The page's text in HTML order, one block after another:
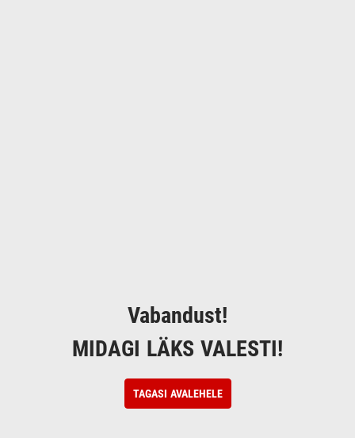
Vabandust!
MIDAGI LÄKS VALESTI!
TAGASI AVALEHELE